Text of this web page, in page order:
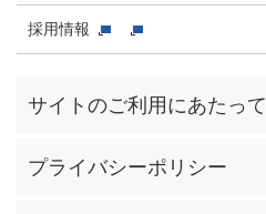
採用情報
サイトのご利用にあたって
プライバシーポリシー